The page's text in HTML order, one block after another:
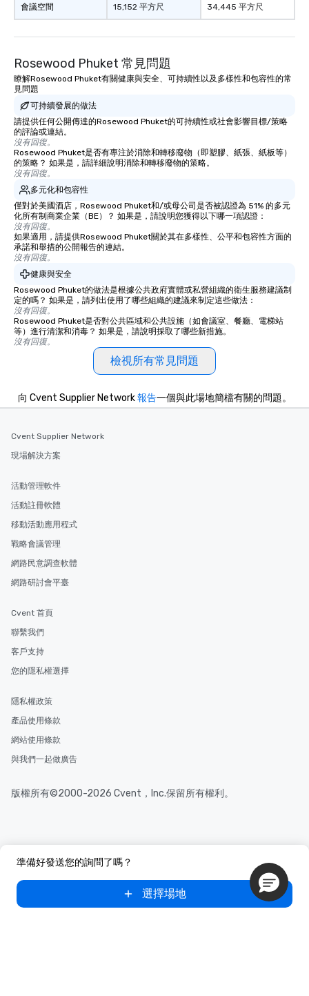
會議空間 15,152 平方尺 34,445 平方尺
Rosewood Phuket 常見問題
瞭解Rosewood Phuket有關健康與安全、可持續性以及多樣性和包容性的常
見問題
可持續發展的做法
請提供任何公開傳達的Rosewood Phuket的可持續性或社會影響目標/策略
的評論或連結。
沒有回復。
Rosewood Phuket是否有專注於消除和轉移廢物（即塑膠、紙張、紙板等）
的策略？ 如果是，請詳細說明消除和轉移廢物的策略。
沒有回復。
多元化和包容性
僅對於美國酒店，Rosewood Phuket和/或母公司是否被認證為 51% 的多元
化所有制商業企業（BE）？ 如果是，請說明您獲得以下哪一項認證：
沒有回復。
如果適用，請提供Rosewood Phuket關於其在多樣性、公平和包容性方面的
承諾和舉措的公開報告的連結。
沒有回復。
健康與安全
Rosewood Phuket的做法是根據公共政府實體或私營組織的衛生服務建議制
定的嗎？ 如果是，請列出使用了哪些組織的建議來制定這些做法：
沒有回復。
Rosewood Phuket是否對公共區域和公共設施（如會議室、餐廳、電梯站
等）進行清潔和消毒？ 如果是，請說明採取了哪些新措施。
沒有回復。
檢視所有常見問題
準備好發送您的詢問了嗎？
選擇場地
向 Cvent Supplier Network報告一個與此場地簡檔有關的問題。
Cvent Supplier Network
現場解決方案
活動管理軟件
活動註冊軟體
移動活動應用程式
戰略會議管理
網路民意調查軟體
網路研討會平臺
Cvent 首頁
聯繫我們
客戶支持
您的隱私權選擇
隱私權政策
產品使用條款
網站使用條款
與我們一起做廣告
版權所有©2000-2026 Cvent，Inc.保留所有權利。